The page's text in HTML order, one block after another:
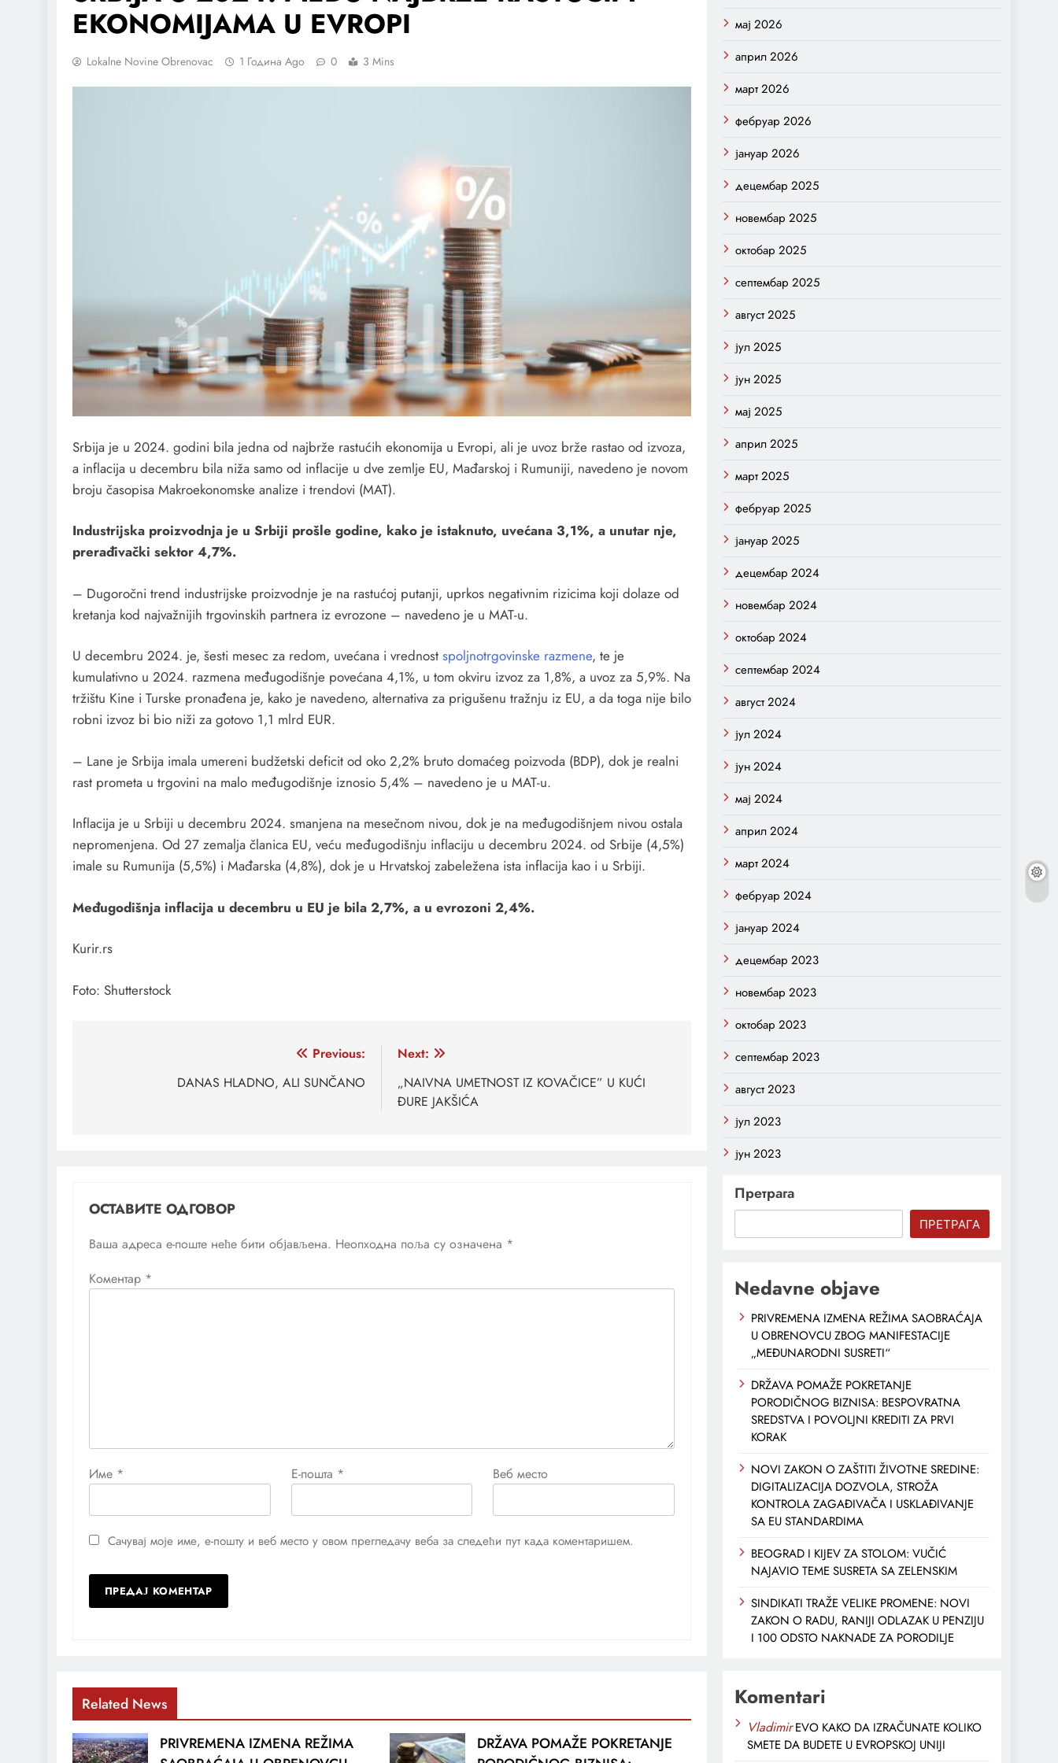
EKONOMIJAMA U EVROPI
Lokalne Novine Obrenovac 1 Година Ago 0 3 Mins
Srbija je u 2024. godini bila jedna od najbrže rastućih ekonomija u Evropi, ali je uvoz brže rastao od izvoza,
a inflacija u decembru bila niža samo od inflacije u dve zemlje EU, Mađarskoj i Rumuniji, navedeno je novom
broju časopisa Makroekonomske analize i trendovi (MAT).
Industrijska proizvodnja je u Srbiji prošle godine, kako je istaknuto, uvećana 3,1%, a unutar nje,
prerađivački sektor 4,7%.
– Dugoročni trend industrijske proizvodnje je na rastućoj putanji, uprkos negativnim rizicima koji dolaze od
kretanja kod najvažnijih trgovinskih partnera iz evrozone – navedeno je u MAT-u.
U decembru 2024. je, šesti mesec za redom, uvećana i vrednost spoljnotrgovinske razmene, te je
kumulativno u 2024. razmena međugodišnje povećana 4,1%, u tom okviru izvoz za 1,8%, a uvoz za 5,9%. Na
tržištu Kine i Turske pronađena je, kako je navedeno, alternativa za prigušenu tražnju iz EU, a da toga nije bilo
robni izvoz bi bio niži za gotovo 1,1 mlrd EUR.
– Lane je Srbija imala umereni budžetski deficit od oko 2,2% bruto domaćeg poizvoda (BDP), dok je realni
rast prometa u trgovini na malo međugodišnje iznosio 5,4% – navedeno je u MAT-u.
Inflacija je u Srbiji u decembru 2024. smanjena na mesečnom nivou, dok je na međugodišnjem nivou ostala
nepromenjena. Od 27 zemalja članica EU, veću međugodišnju inflaciju u decembru 2024. od Srbije (4,5%)
imale su Rumunija (5,5%) i Mađarska (4,8%), dok je u Hrvatskoj zabeležena ista inflacija kao i u Srbiji.
Međugodišnja inflacija u decembru u EU je bila 2,7%, a u evrozoni 2,4%.
Kurir.rs
Foto: Shutterstock
Previous:
DANAS HLADNO, ALI SUNČANO
Next:
„NAIVNA UMETNOST IZ KOVAČICE” U KUĆI
ĐURE JAKŠIĆA
ОСТАВИТЕ ОДГОВОР
Ваша адреса е-поште неће бити објављена. Неопходна поља су означена *
Коментар *
Име * Е-пошта * Веб место
Сачувај моје име, е-пошту и веб место у овом прегледачу веба за следећи пут када коментаришем.
Related News
PRIVREMENA IZMENA REŽIMA
DRŽAVA POMAŽE POKRETANJE
мај 2026
април 2026
март 2026
фебруар 2026
јануар 2026
децембар 2025
новембар 2025
октобар 2025
септембар 2025
август 2025
јул 2025
јун 2025
мај 2025
април 2025
март 2025
фебруар 2025
јануар 2025
децембар 2024
новембар 2024
октобар 2024
септембар 2024
август 2024
јул 2024
јун 2024
мај 2024
април 2024
март 2024
фебруар 2024
јануар 2024
децембар 2023
новембар 2023
октобар 2023
септембар 2023
август 2023
јул 2023
јун 2023
Претрага
ПРЕТРАГА
Nedavne objave
PRIVREMENA IZMENA REŽIMA SAOBRAĆAJA
U OBRENOVCU ZBOG MANIFESTACIJE
„MEĐUNARODNI SUSRETI“
DRŽAVA POMAŽE POKRETANJE
PORODIČNOG BIZNISA: BESPOVRATNA
SREDSTVA I POVOLJNI KREDITI ZA PRVI
KORAK
NOVI ZAKON O ZAŠTITI ŽIVOTNE SREDINE:
DIGITALIZACIJA DOZVOLA, STROŽA
KONTROLA ZAGAĐIVAČA I USKLAĐIVANJE
SA EU STANDARDIMA
BEOGRAD I KIJEV ZA STOLOM: VUČIĆ
NAJAVIO TEME SUSRETA SA ZELENSKIM
SINDIKATI TRAŽE VELIKE PROMENE: NOVI
ZAKON O RADU, RANIJI ODLAZAK U PENZIJU
I 100 ODSTO NAKNADE ZA PORODILJE
Komentari
Vladimir EVO KAKO DA IZRAČUNATE KOLIKO
SMETE DA BUDETE U EVROPSKOJ UNIJI